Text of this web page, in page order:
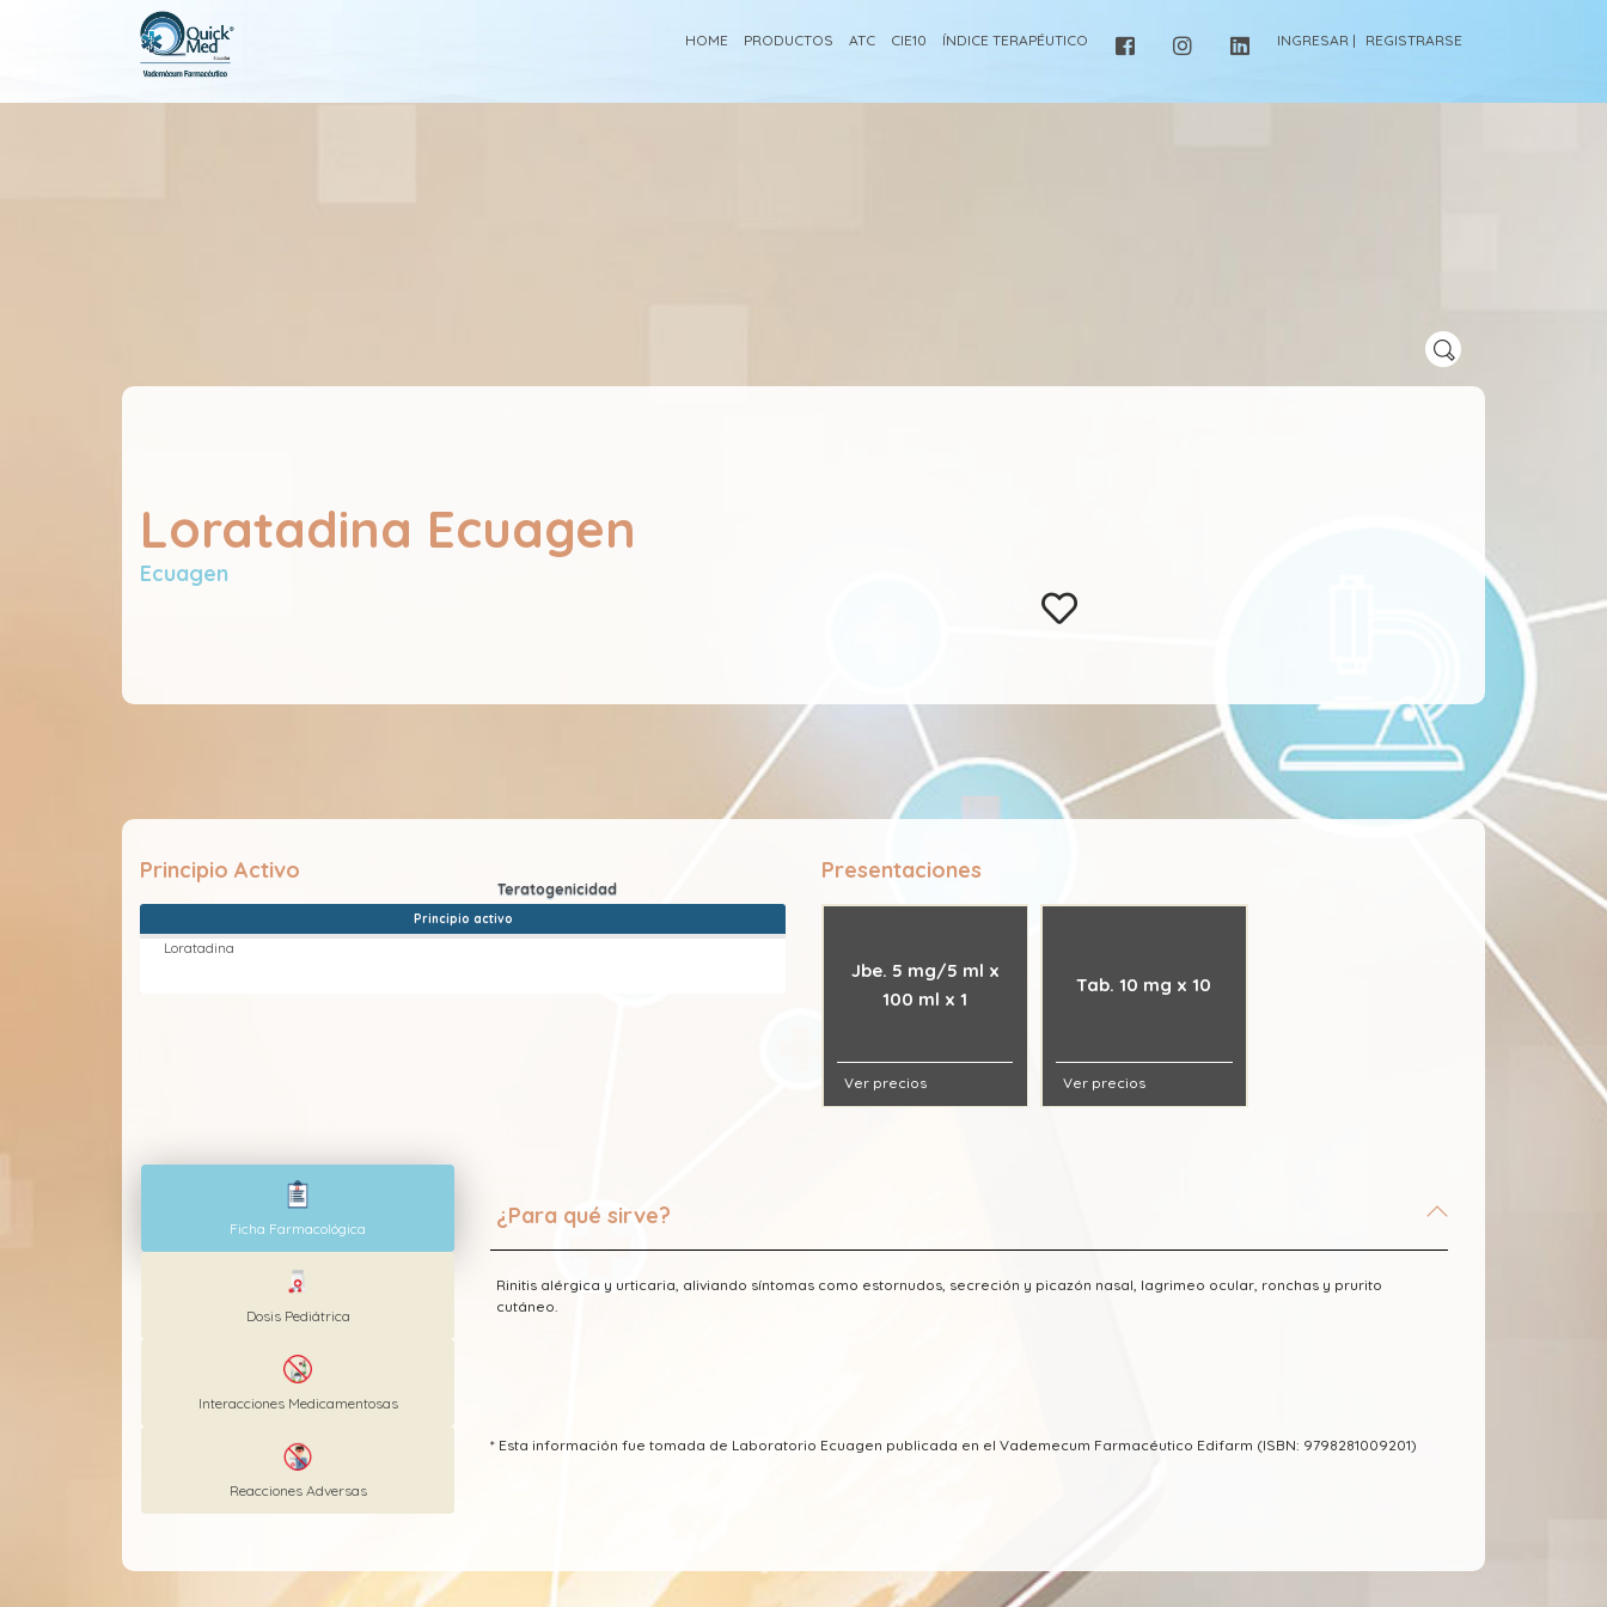
HOME PRODUCTOS ATC CIE10 ÍNDICE TERAPÉUTICO INGRESAR | REGISTRARSE
Loratadina Ecuagen
Ecuagen
Principio Activo
Principio activo
Loratadina
Presentaciones
Jbe. 5 mg/5 ml x
100 ml x 1
Ver precios
Tab. 10 mg x 10
Ver precios
Ficha Farmacológica
Dosis Pediátrica
Interacciones Medicamentosas
Reacciones Adversas
¿Para qué sirve?
Rinitis alérgica y urticaria, aliviando síntomas como estornudos, secreción y picazón nasal, lagrimeo ocular, ronchas y prurito
cutáneo.
* Esta información fue tomada de Laboratorio Ecuagen publicada en el Vademecum Farmacéutico Edifarm (ISBN: 9798281009201)